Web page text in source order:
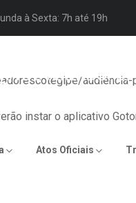
forma online é em
convidamos você
instar o aplicativo
forma online é em
convidamos você
à Sexta: 7h até 19h
Atos Oficiais